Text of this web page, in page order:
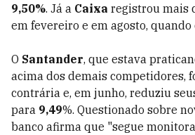
9,50%. Já a Caixa registrou mais
em fevereiro e em agosto, quando
O Santander, que estava
acima dos demais competidores,
contrária e, em junho, reduziu
para 9,49%. Questionado sobre
banco afirma que "segue